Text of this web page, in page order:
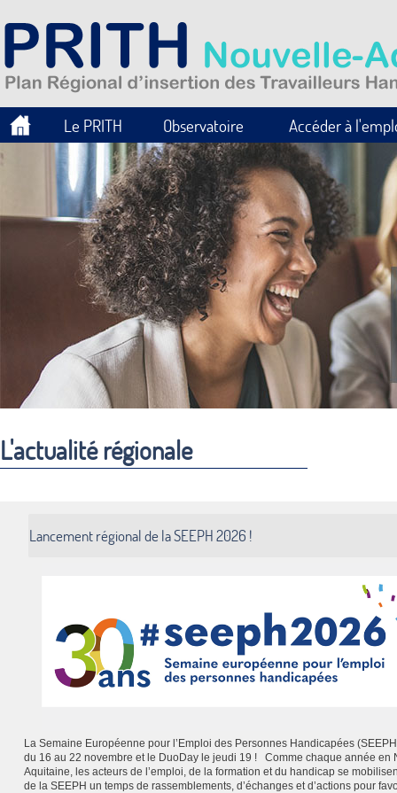
Le PRITH Observatoire Accéder à
L'actualité régionale
Lancement régional de la SEEPH 2026 !
La Semaine Européenne pour l’Emploi des Personnes Handicapées
du 16 au 22 novembre et le DuoDay le jeudi 19 ! Comme chaque année en
Aquitaine, les acteurs de l’emploi, de la formation et du handicap se
de la SEEPH un temps de rassemblements, d’échanges et d’actions pour